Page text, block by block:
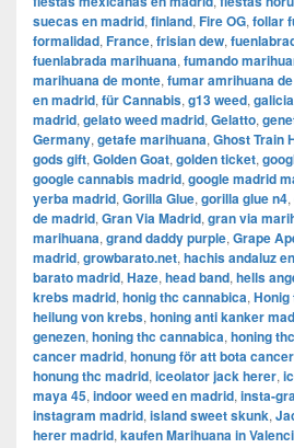
suecas en madrid, finland, Fire OG, follar
formalidad, France, frisian dew,
fuenlabrada marihuana, fumando
marihuana de monte, fumar amrihuana
en madrid, für Cannabis, g13 weed,
madrid, gelato weed madrid, Gelatto,
Germany, getafe marihuana, Ghost Train
gods gift, Golden Goat, golden ticket,
google cannabis madrid, google madrid
yerba madrid, Gorilla Glue, gorilla glue n4,
de madrid, ​​Gran Via Madrid, gran via
marihuana, grand daddy purple, Grape
madrid, growbarato.net, hachis andaluz
barato madrid, Haze, head band, hells
krebs madrid, honig thc cannabica, Honig
heilung von krebs, honing anti kanker
genezen, honing thc cannabica, honing
cancer madrid, honung för att bota cancer
honung thc madrid, iceolator jack herer,
maya 45, indoor weed en madrid, insta-
instagram madrid, island sweet skunk,
herer madrid, kaufen Marihuana in